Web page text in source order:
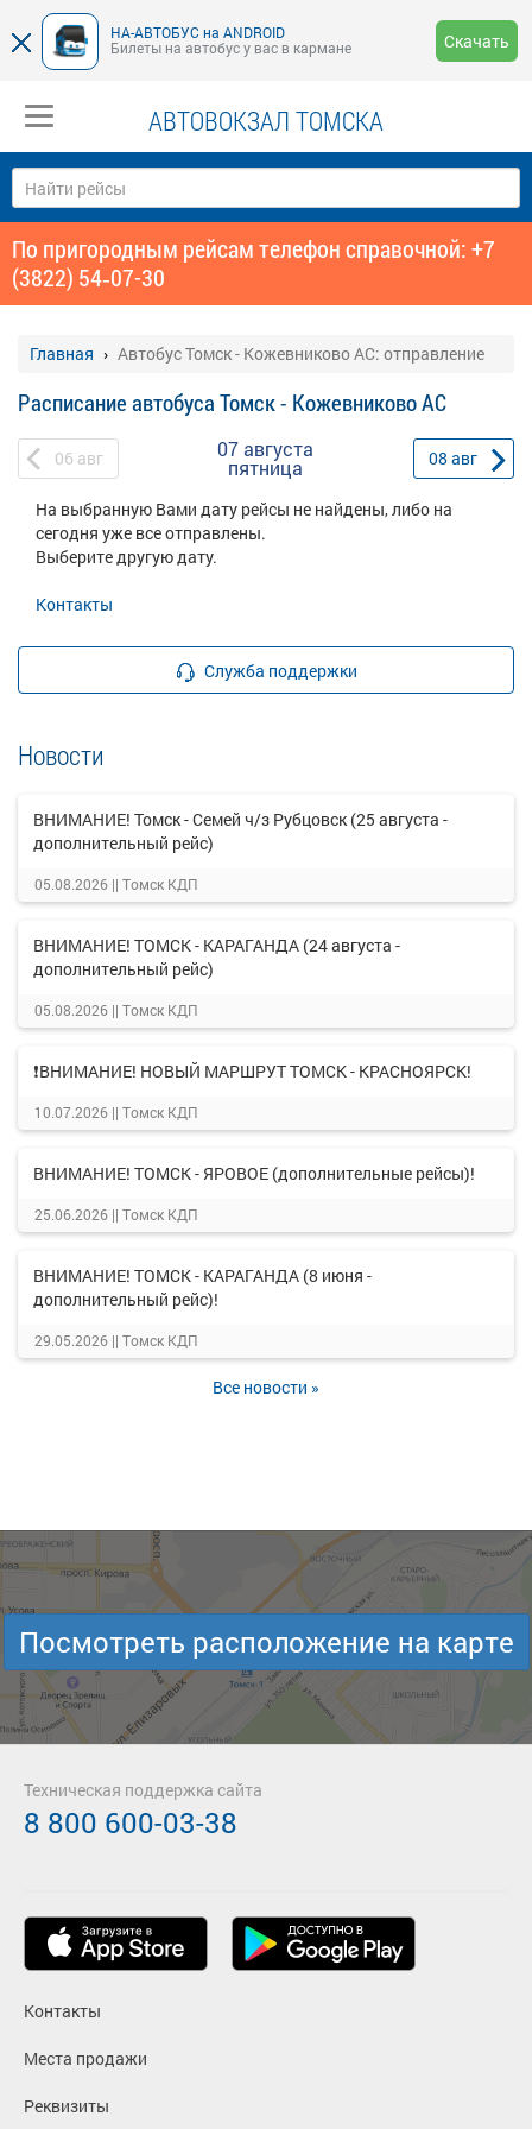
НА-АВТОБУС на ANDROID
Билеты на автобус у вас в кармане
Скачать
АВТОВОКЗАЛ ТОМСКА
По пригородным рейсам телефон справочной: +7
(3822) 54‑07-30
Главная Автобус Томск - Кожевниково АС: отправление
Расписание автобуса Томск - Кожевниково АС
06 авг 07 августа
пятница 08 авг
На выбранную Вами дату рейсы не найдены, либо на
сегодня уже все отправлены.
Выберите другую дату.
Контакты
Служба поддержки
Новости
ВНИМАНИЕ! Томск - Семей ч/з Рубцовск (25 августа -
дополнительный рейс)
05.08.2026 || Томск КДП
ВНИМАНИЕ! ТОМСК - КАРАГАНДА (24 августа -
дополнительный рейс)
05.08.2026 || Томск КДП
❗ВНИМАНИЕ! НОВЫЙ МАРШРУТ ТОМСК - КРАСНОЯРСК!
10.07.2026 || Томск КДП
ВНИМАНИЕ! ТОМСК - ЯРОВОЕ (дополнительные рейсы)!
25.06.2026 || Томск КДП
ВНИМАНИЕ! ТОМСК - КАРАГАНДА (8 июня -
дополнительный рейс)!
29.05.2026 || Томск КДП
Все новости »
Посмотреть расположение на карте
Контакты
Места продажи
Реквизиты
Техническая поддержка сайта
8 800 600-03-38